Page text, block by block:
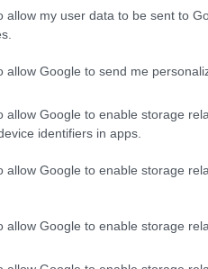
allow my user data to be sent to
allow Google to send me
allow Google to enable storage
identifiers in apps.
allow Google to enable storage
allow Google to enable storage
ρόλο στο
20χρονος
- Αυτός
κέντρο όπου